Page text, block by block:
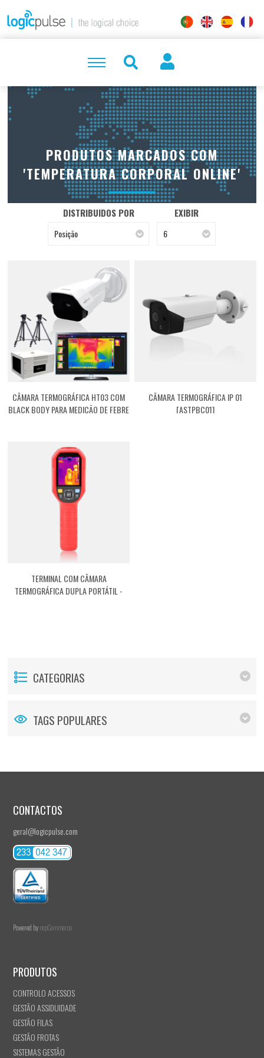
PRODUTOS MARCADOS COM
'TEMPERATURA CORPORAL ONLINE'
DISTRIBUIDOS POR
Posição
EXIBIR
6
CÂMARA TERMOGRÁFICA HT03 COM
BLACK BODY PARA MEDIÇÃO DE FEBRE
CÂMARA TERMOGRÁFICA IP 01
[ASTPBC01]
TERMINAL COM CÂMARA
TERMOGRÁFICA DUPLA PORTÁTIL -
CATEGORIAS
TAGS POPULARES
CONTACTOS
geral@logicpulse.com
Powered bynopCommerce
PRODUTOS
CONTROLO ACESSOS
GESTÃO ASSIDUIDADE
GESTÃO FILAS
GESTÃO FROTAS
SISTEMAS GESTÃO